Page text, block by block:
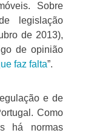
Sobre
legislação
de 2013),
de opinião
faz falta”.
e de
Como
há normas